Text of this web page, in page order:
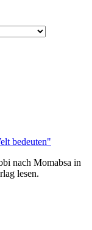
nach Momabsa in
lesen.